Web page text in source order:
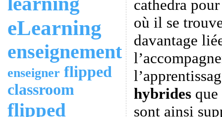
eLearning
enseignement
enseigner flipped
classroom
flipped
cathedra
où il se
davantage
hybridesque
sont ainsi